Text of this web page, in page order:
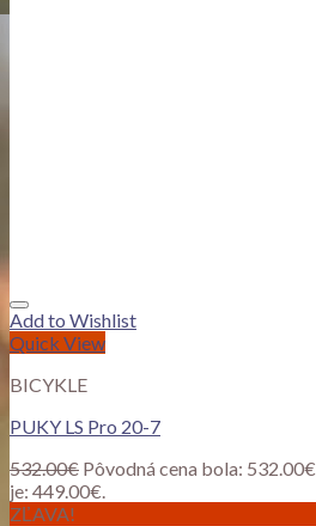
Add to Wishlist
Quick View
BICYKLE
PUKY LS Pro 20-7
532.00€ Pôvodná cena bola: 532.00€.
je: 449.00€.
ZĽAVA!